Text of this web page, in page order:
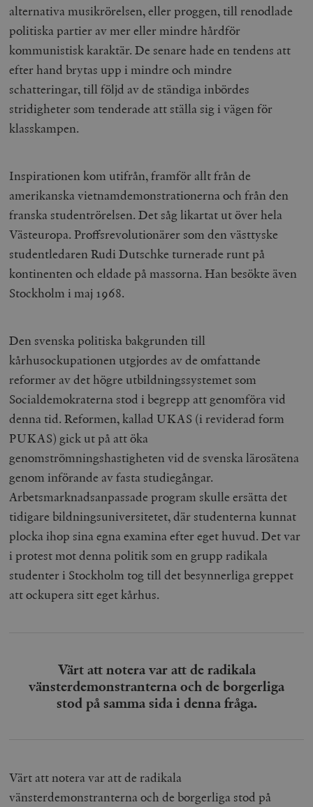
alternativa musikrörelsen, eller proggen, till renodlade
politiska partier av mer eller mindre hårdför
kommunistisk karaktär. De senare hade en tendens att
efter hand brytas upp i mindre och mindre
schatteringar, till följd av de ständiga inbördes
stridigheter som tenderade att ställa sig i vägen för
klasskampen.
Inspirationen kom utifrån, framför allt från de
amerikanska vietnamdemonstrationerna och från den
franska studentrörelsen. Det såg likartat ut över hela
Västeuropa. Proffsrevolutionärer som den västtyske
studentledaren Rudi Dutschke turnerade runt på
kontinenten och eldade på massorna. Han besökte även
Stockholm i maj 1968.
Den svenska politiska bakgrunden till
kårhusockupationen utgjordes av de omfattande
reformer av det högre utbildningssystemet som
Socialdemokraterna stod i begrepp att genomföra vid
denna tid. Reformen, kallad UKAS (i reviderad form
PUKAS) gick ut på att öka
genomströmningshastigheten vid de svenska lärosätena
genom införande av fasta studiegångar.
Arbetsmarknadsanpassade program skulle ersätta det
tidigare bildningsuniversitetet, där studenterna kunnat
plocka ihop sina egna examina efter eget huvud. Det var
i protest mot denna politik som en grupp radikala
studenter i Stockholm tog till det besynnerliga greppet
att ockupera sitt eget kårhus.
Värt att notera var att de radikala
vänsterdemonstranterna och de borgerliga
stod på samma sida i denna fråga.
Värt att notera var att de radikala
vänsterdemonstranterna och de borgerliga stod på